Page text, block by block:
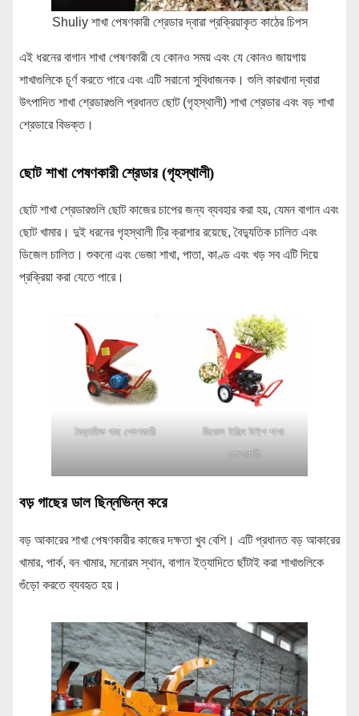
Shuliy শাখা পেষণকারী শ্রেডার দ্বারা প্রক্রিয়াকৃত কাঠের চিপস
এই ধরনের বাগান শাখা পেষণকারী যে কোনও সময় এবং যে কোনও জায়গায়
শাখাগুলিকে চূর্ণ করতে পারে এবং এটি সরানো সুবিধাজনক। শুলি কারখানা দ্বারা
উৎপাদিত শাখা শ্রেডারগুলি প্রধানত ছোট (গৃহস্থালী) শাখা শ্রেডার এবং বড় শাখা
শ্রেডারে বিভক্ত।
ছোট শাখা পেষণকারী শ্রেডার (গৃহস্থালী)
ছোট শাখা শ্রেডারগুলি ছোট কাজের চাপের জন্য ব্যবহার করা হয়, যেমন বাগান এবং
ছোট খামার। দুই ধরনের গৃহস্থালী ট্রি ক্রাশার রয়েছে, বৈদ্যুতিক চালিত এবং
ডিজেল চালিত। শুকনো এবং ভেজা শাখা, পাতা, কাণ্ড এবং খড় সব এটি দিয়ে
প্রক্রিয়া করা যেতে পারে।
বৈদ্যুতিক গাছ পেষণকারী
ডিজেল ইঞ্জিন টাইপ শাখা
পেষণকারী
বড় গাছের ডাল ছিন্নভিন্ন করে
বড় আকারের শাখা পেষণকারীর কাজের দক্ষতা খুব বেশি। এটি প্রধানত বড় আকারের
খামার, পার্ক, বন খামার, মনোরম স্থান, বাগান ইত্যাদিতে ছাঁটাই করা শাখাগুলিকে
গুঁড়ো করতে ব্যবহৃত হয়।